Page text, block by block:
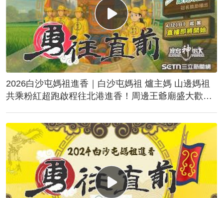
2026白沙屯媽祖進香｜白沙屯媽祖 爐主媽 山邊媽祖
共乘粉紅超跑啟程往北港進香！周邊王爺廟盛大歡